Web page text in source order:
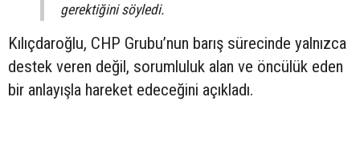
gerektiğini söyledi.
Kılıçdaroğlu, CHP Grubu’nun barış sürecinde yalnızca
destek veren değil, sorumluluk alan ve öncülük eden
bir anlayışla hareket edeceğini açıkladı.